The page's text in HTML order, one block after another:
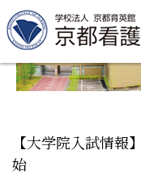
to
【大学院入試情報
始